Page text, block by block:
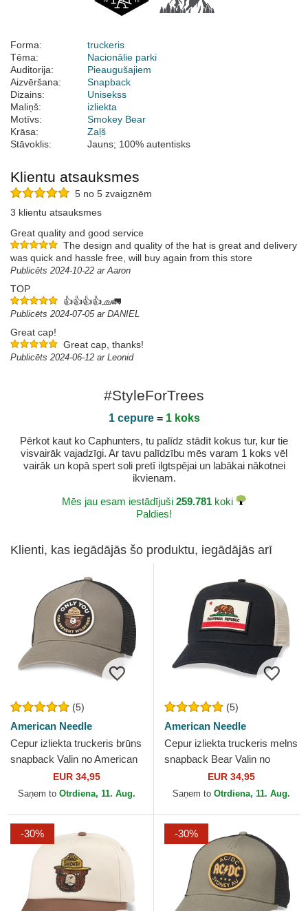
Forma:
truckeris
Tēma:
Nacionālie parki
Auditorija:
Pieaugušajiem
Aizvēršana:
Snapback
Dizains:
Unisekss
Maliņš:
izliekta
Motīvs:
Smokey Bear
Krāsa:
Zaļš
Stāvoklis:
Jauns; 100% autentisks
Klientu atsauksmes
5 no 5 zvaigznēm
3 klientu atsauksmes
Great quality and good service
The design and quality of the hat is great and delivery
was quick and hassle free, will buy again from this store
Publicēts 2024-10-22 ar Aaron
TOP
👍👍👍👍🧢🚛
Publicēts 2024-07-05 ar DANIEL
Great cap!
Great cap, thanks!
Publicēts 2024-06-12 ar Leonid
#StyleForTrees
1 cepure= 1 koks
Pērkot kaut ko Caphunters, tu palīdz stādīt kokus tur, kur tie
visvairāk vajadzīgi. Ar tavu palīdzību mēs varam 1 koks vēl
vairāk un kopā spert soli pretī ilgtspējai un labākai nākotnei
ikvienam.
Mēs jau esam iestādījuši 259.781 koki
Paldies!
Klienti, kas iegādājās šo produktu, iegādājās arī
(5)
American Needle
Cepur izliekta truckeris brūns
snapback Valin no American
EUR 34,95
Saņem to Otrdiena, 11. Aug.
(5)
American Needle
Cepur izliekta truckeris melns
snapback Bear Valin no
American Needle
EUR 34,95
Saņem to Otrdiena, 11. Aug.
-30% -30%